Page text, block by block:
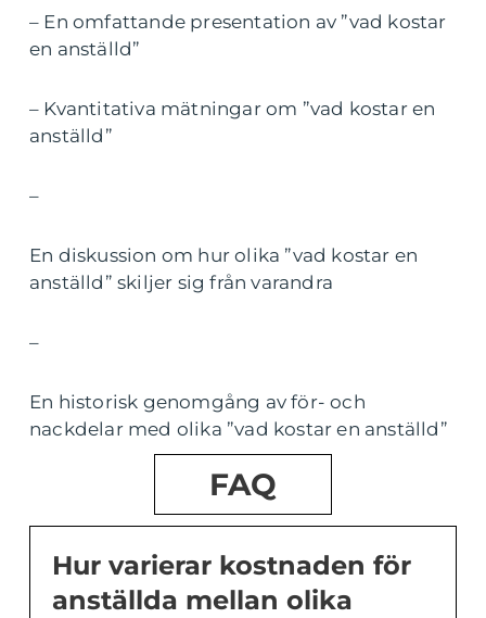
– En omfattande presentation av ”vad kostar
en anställd”
– Kvantitativa mätningar om ”vad kostar en
anställd”
–
En diskussion om hur olika ”vad kostar en
anställd” skiljer sig från varandra
–
En historisk genomgång av för- och
nackdelar med olika ”vad kostar en anställd”
FAQ
Hur varierar kostnaden för
anställda mellan olika